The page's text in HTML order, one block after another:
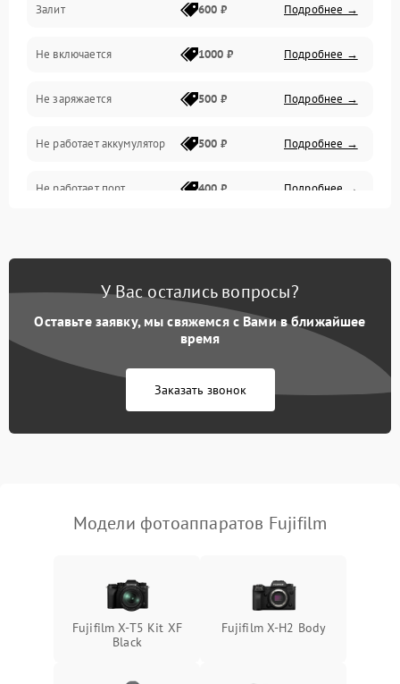
Питание и питание цепей
Проблемы с картами памяти
Объективы
Программные сбои
Коммуникации и интерфейсы
Залит 600 ₽ Подробнее →
Не включается 1000 ₽ Подробнее →
Не заряжается 500 ₽ Подробнее →
Не работает аккумулятор 500 ₽ Подробнее →
Не работает порт 400 ₽ Подробнее →
У Вас остались вопросы?
Оставьте заявку, мы свяжемся с Вами в ближайшее
время
Заказать звонок
Модели фотоаппаратов Fujifilm
Fujifilm X-T5 Kit XF
Black
Fujifilm X-H2 Body